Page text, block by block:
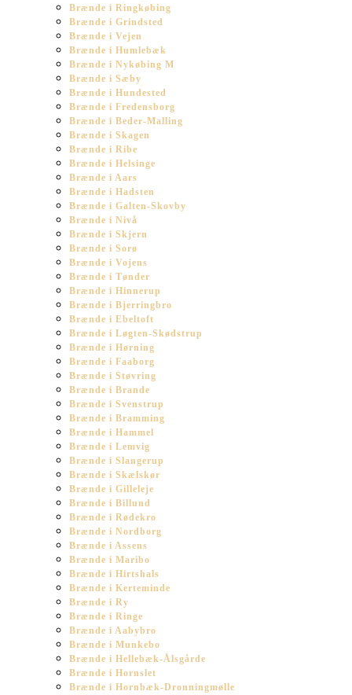
Brænde i Ringkøbing
Brænde i Grindsted
Brænde i Vejen
Brænde i Humlebæk
Brænde i Nykøbing M
Brænde i Sæby
Brænde i Hundested
Brænde i Fredensborg
Brænde i Beder-Malling
Brænde i Skagen
Brænde i Ribe
Brænde i Helsinge
Brænde i Aars
Brænde i Hadsten
Brænde i Galten-Skovby
Brænde i Nivå
Brænde i Skjern
Brænde i Sorø
Brænde i Vojens
Brænde i Tønder
Brænde i Hinnerup
Brænde i Bjerringbro
Brænde i Ebeltoft
Brænde i Løgten-Skødstrup
Brænde i Hørning
Brænde i Faaborg
Brænde i Støvring
Brænde i Brande
Brænde i Svenstrup
Brænde i Bramming
Brænde i Hammel
Brænde i Lemvig
Brænde i Slangerup
Brænde i Skælskør
Brænde i Gilleleje
Brænde i Billund
Brænde i Rødekro
Brænde i Nordborg
Brænde i Assens
Brænde i Maribo
Brænde i Hirtshals
Brænde i Kerteminde
Brænde i Ry
Brænde i Ringe
Brænde i Aabybro
Brænde i Munkebo
Brænde i Hellebæk-Ålsgårde
Brænde i Hornslet
Brænde i Hornbæk-Dronningmølle